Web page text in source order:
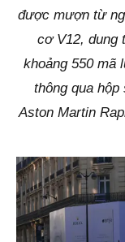
được mượn từ
cơ V12, dung
khoảng 550 mã
thông qua
Aston Martin